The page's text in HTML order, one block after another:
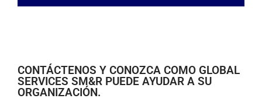
CONTÁCTENOS Y CONOZCA COMO GLOBAL
SERVICES SM&R PUEDE AYUDAR A SU
ORGANIZACIÓN.